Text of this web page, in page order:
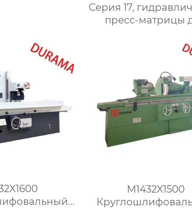
Серия 17,
пресс-матрицы
гидравлические
для сгибания
металла
M1432X1500